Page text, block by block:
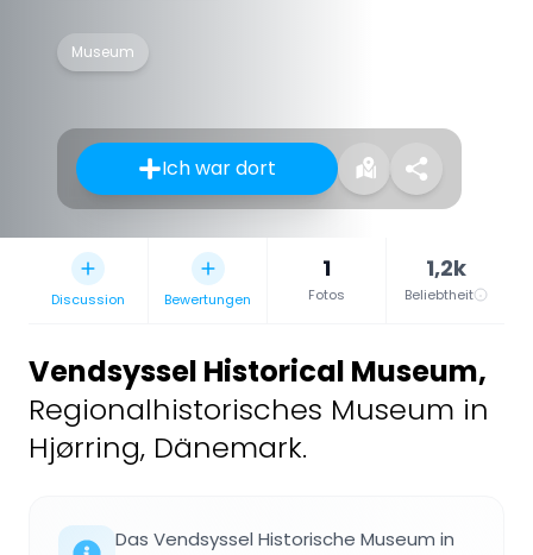
Museum
Ich war dort
Discussion Bewertungen
1
Fotos
1,2k
Beliebtheit
Vendsyssel Historical Museum,
Regionalhistorisches Museum in
Hjørring, Dänemark.
Das Vendsyssel Historische Museum in